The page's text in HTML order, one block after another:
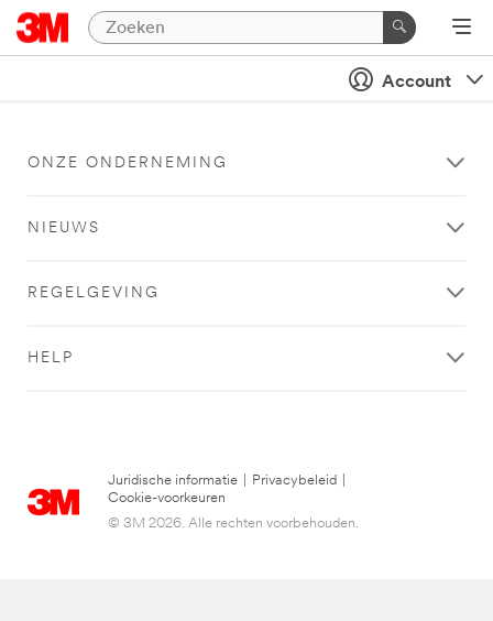
Account
ONZE ONDERNEMING
NIEUWS
REGELGEVING
HELP
Juridische informatie Privacybeleid
Cookie-voorkeuren
© 3M 2026. Alle rechten voorbehouden.